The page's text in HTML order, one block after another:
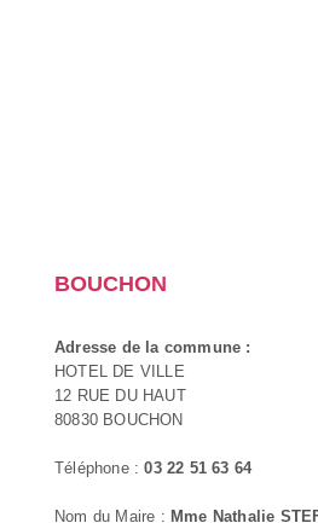
BOUCHON
Adresse de la commune :
HOTEL DE VILLE
12 RUE DU HAUT
80830 BOUCHON
Téléphone :03 22 51 63 64
Nom du Maire : Mme Nathalie